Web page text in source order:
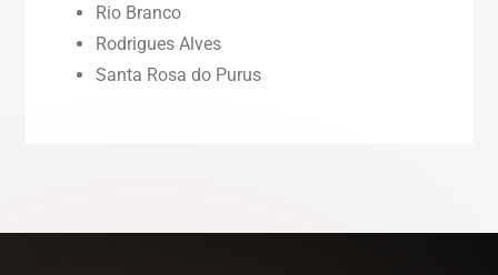
Roraima (RR)
Rio Branco
Rodrigues Alves
Santa Rosa do Purus